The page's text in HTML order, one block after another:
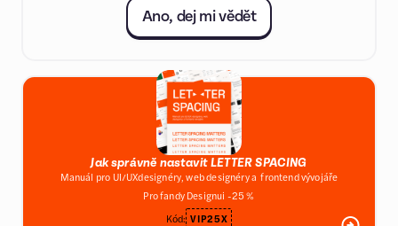
Ano, dej mi vědět
Jak správně nastavit LETTER SPACING
Manuál pro UI/UXdesignéry, web designéry a frontend vývojáře
Pro fandy Designui -25 %
Kód: VIP25X